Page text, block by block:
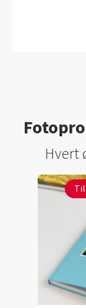
Hvert